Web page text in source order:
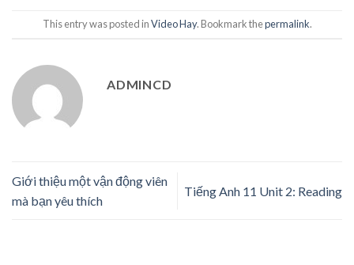
This entry was posted inVideo Hay. Bookmark thepermalink.
ADMINCD
Giới thiệu một vận động viên
mà bạn yêu thích
Tiếng Anh 11 Unit 2: Reading